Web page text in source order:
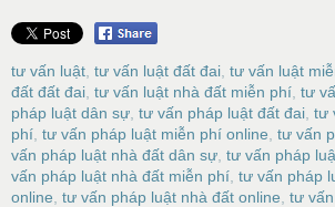
tư vấn luật tư vấn luật đất đai tư vấn luật
đất đất đai tư vấn luật nhà đất miễn phí tư
pháp luật dân sự tư vấn pháp luật đất đai tư
phí tư vấn pháp luật miễn phí online tư vấn
vấn pháp luật nhà đất dân sự tư vấn pháp
vấn pháp luật nhà đất miễn phí tư vấn pháp
online tư vấn pháp luật nhà đất online tư